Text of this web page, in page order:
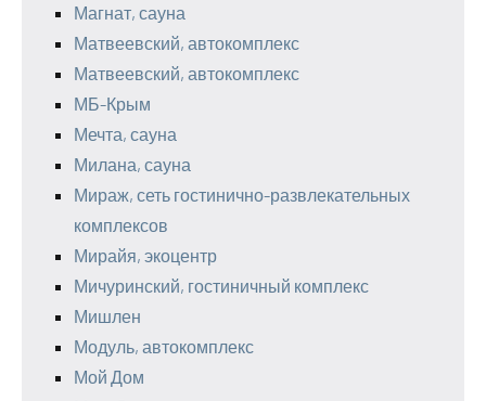
Магнат, сауна
Матвеевский, автокомплекс
Матвеевский, автокомплекс
МБ-Крым
Мечта, сауна
Милана, сауна
Мираж, сеть гостинично-развлекательных
комплексов
Мирайя, экоцентр
Мичуринский, гостиничный комплекс
Мишлен
Модуль, автокомплекс
Мой Дом